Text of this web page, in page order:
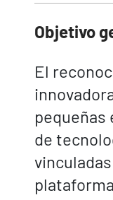
Objetivo
El
pequeñas
de